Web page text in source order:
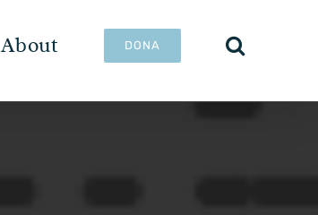
About DONA